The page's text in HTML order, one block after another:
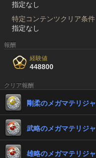
指定なし
特定コンテンツクリア条件
指定なし
報酬
経験値
448800
クリア報酬
剛柔のメガマテリジャ
武略のメガマテリジャ
雄略のメガマテリジャ